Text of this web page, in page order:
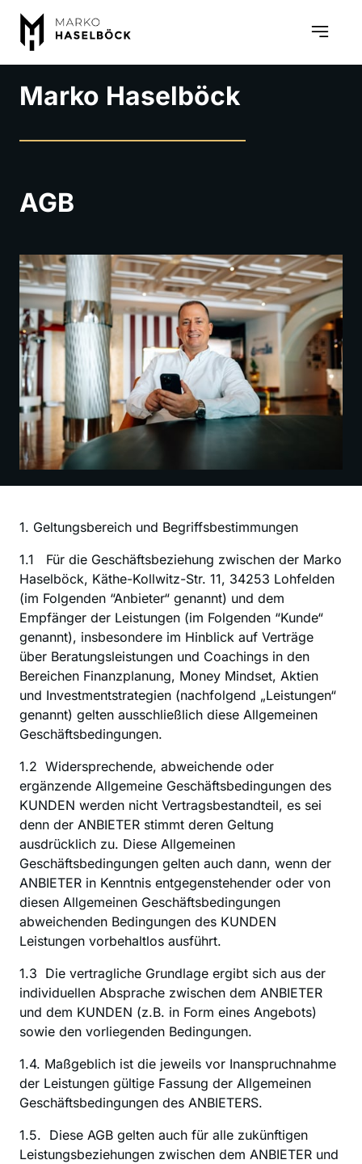
Marko Haselböck
AGB
1. Geltungsbereich und Begriffsbestimmungen
‍1.1   Für die Geschäftsbeziehung zwischen der Marko
Haselböck, Käthe-Kollwitz-Str. 11, 34253 Lohfelden
(im Folgenden “Anbieter“ genannt) und dem
Empfänger der Leistungen (im Folgenden “Kunde“
genannt), insbesondere im Hinblick auf Verträge
über Beratungsleistungen und Coachings in den
Bereichen Finanzplanung, Money Mindset, Aktien
und Investmentstrategien (nachfolgend „Leistungen“
genannt) gelten ausschließlich diese Allgemeinen
Geschäftsbedingungen.
1.2  Widersprechende, abweichende oder
ergänzende Allgemeine Geschäftsbedingungen des
KUNDEN werden nicht Vertragsbestandteil, es sei
denn der ANBIETER stimmt deren Geltung
ausdrücklich zu. Diese Allgemeinen
Geschäftsbedingungen gelten auch dann, wenn der
ANBIETER in Kenntnis entgegenstehender oder von
diesen Allgemeinen Geschäftsbedingungen
abweichenden Bedingungen des KUNDEN
Leistungen vorbehaltlos ausführt.
1.3  Die vertragliche Grundlage ergibt sich aus der
individuellen Absprache zwischen dem ANBIETER
und dem KUNDEN (z.B. in Form eines Angebots)
sowie den vorliegenden Bedingungen.
1.4. Maßgeblich ist die jeweils vor Inanspruchnahme
der Leistungen gültige Fassung der Allgemeinen
Geschäftsbedingungen des ANBIETERS.
1.5.  Diese AGB gelten auch für alle zukünftigen
Leistungsbeziehungen zwischen dem ANBIETER und